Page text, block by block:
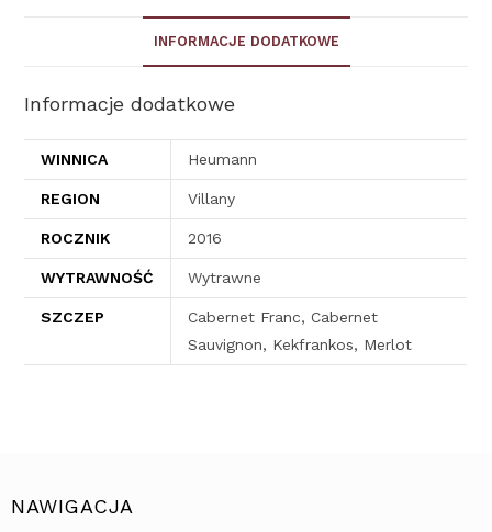
INFORMACJE DODATKOWE
Informacje dodatkowe
WINNICA Heumann
REGION Villany
ROCZNIK 2016
WYTRAWNOŚĆ Wytrawne
SZCZEP
Cabernet Franc, Cabernet
Sauvignon, Kekfrankos, Merlot
NAWIGACJA